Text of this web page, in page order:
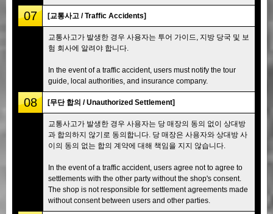
07 [교통사고 / Traffic Accidents]
교통사고가 발생한 경우 사용자는 투어 가이드, 지방 당국 및 보
험 회사에 알려야 합니다.
In the event of a traffic accident, users must notify the tour
guide, local authorities, and insurance company.
08 [무단 합의 / Unauthorized Settlement]
교통사고가 발생한 경우 사용자는 당 매장의 동의 없이 상대방
과 합의하지 않기로 동의합니다. 당 매장은 사용자와 상대방 사
이의 동의 없는 합의 계약에 대해 책임을 지지 않습니다.
In the event of a traffic accident, users agree not to agree to
settlements with the other party without the shop's consent.
The shop is not responsible for settlement agreements made
without consent between users and other parties.